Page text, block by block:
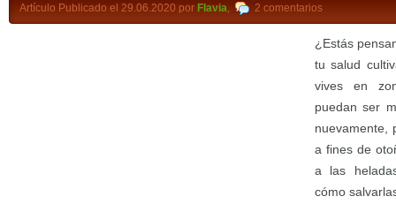
Artículo Publicado el 29.06.2020 por Flavia, 2 comentarios
¿Estás
tu salud
vives en
puedan ser
nuevamente,
a fines de
a las
cómo